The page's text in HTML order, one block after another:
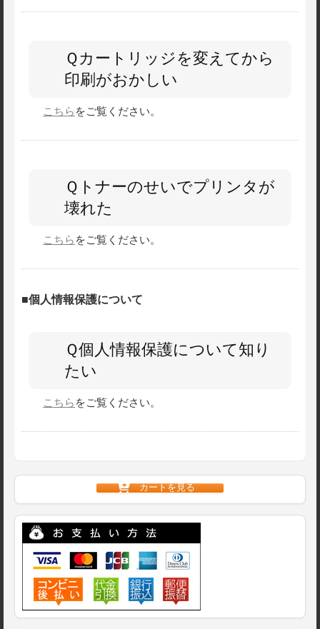
Ｑカートリッジを変えてから
印刷がおかしい
こちら をご覧ください。
Ｑトナーのせいでプリンタが
壊れた
こちら をご覧ください。
■個人情報保護について
Ｑ個人情報保護について知り
たい
こちら をご覧ください。
カートを見る